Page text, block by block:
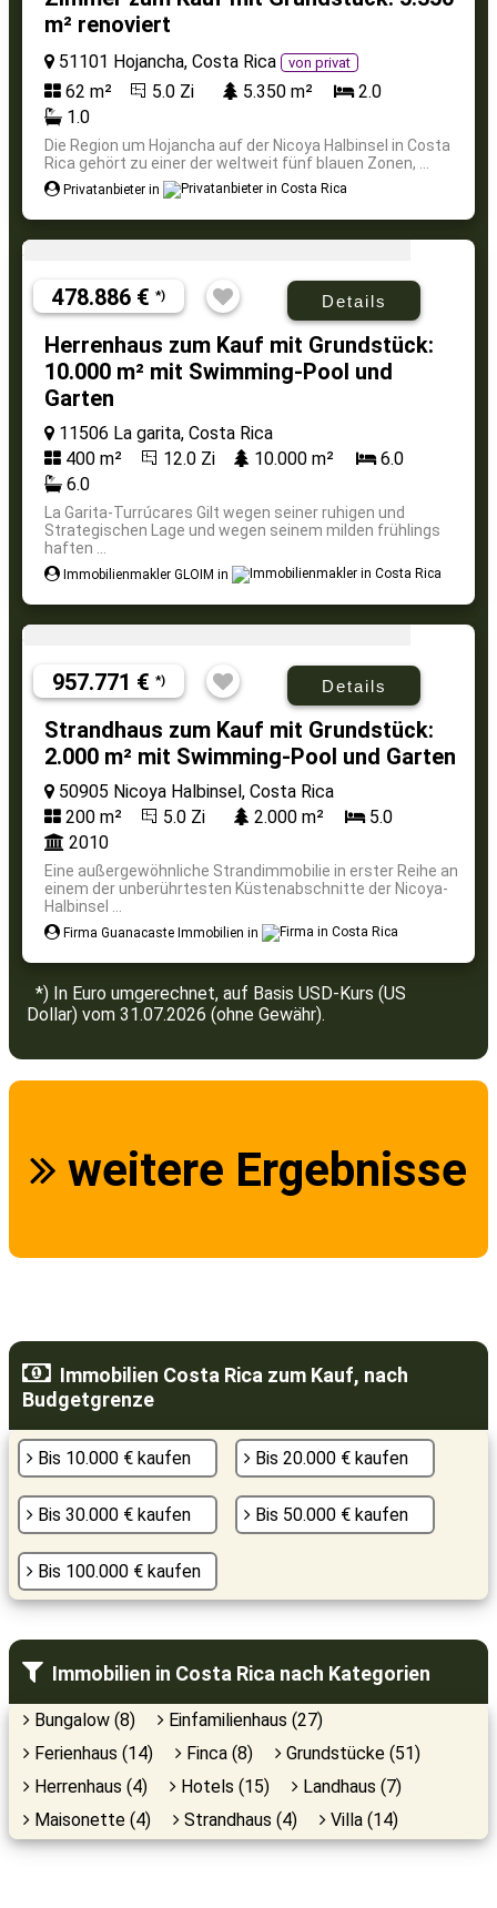
m² renoviert
51101 Hojancha, Costa Rica von privat
62 m² 5.0 Zi 5.350 m²
2.0
1.0
Die Region um Hojancha auf der Nicoya Halbinsel in Costa
Rica gehört zu einer der weltweit fünf blauen Zonen, ...
Privatanbieter in
478.886 € *) Details
Herrenhaus zum Kauf mit Grundstück:
10.000 m² mit Swimming-Pool und
Garten
11506 La garita, Costa Rica
400 m²
12.0 Zi 10.000 m²
6.0
6.0
La Garita-Turrúcares Gilt wegen seiner ruhigen und
Strategischen Lage und wegen seinem milden frühlings
haften ...
Immobilienmakler GLOIM in
957.771 € *) Details
Strandhaus zum Kauf mit Grundstück:
2.000 m² mit Swimming-Pool und Garten
50905 Nicoya Halbinsel, Costa Rica
200 m²
5.0 Zi 2.000 m²
5.0
2010
Eine außergewöhnliche Strandimmobilie in erster Reihe an
einem der unberührtesten Küstenabschnitte der Nicoya-
Halbinsel ...
Firma Guanacaste Immobilien in
*) In Euro umgerechnet, auf Basis USD-Kurs (US
Dollar) vom 31.07.2026 (ohne Gewähr).
weitere Ergebnisse
Immobilien Costa Rica zum Kauf, nach
Budgetgrenze
Bis 10.000 € kaufen Bis 20.000 € kaufen
Bis 30.000 € kaufen Bis 50.000 € kaufen
Bis 100.000 € kaufen
Immobilien in Costa Rica nach Kategorien
Bungalow (8)
Einfamilienhaus (27)
Ferienhaus (14)
Finca (8)
Grundstücke (51)
Herrenhaus (4)
Hotels (15)
Landhaus (7)
Maisonette (4)
Strandhaus (4) Villa (14)